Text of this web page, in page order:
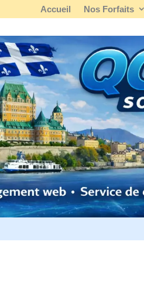
Accueil Nos Forfaits